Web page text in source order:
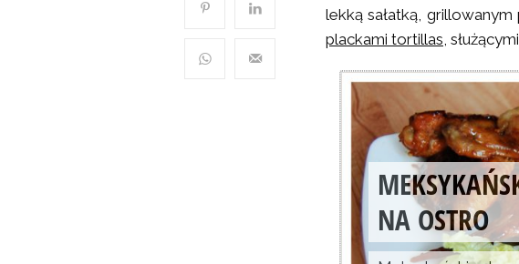
lekką sałatką,
plackami tortillas,
NA OSTRO